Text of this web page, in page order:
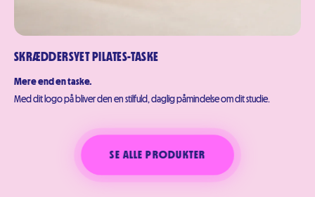
SKRÆDDERSYET PILATES-TASKE
Mere end en taske.
Med dit logo på bliver den en stilfuld, daglig påmindelse om dit studie.
SE ALLE PRODUKTER